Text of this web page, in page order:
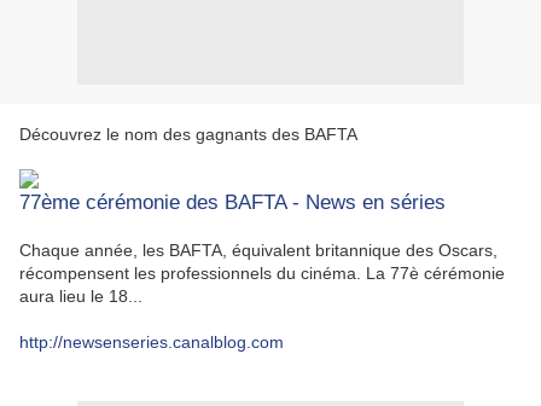
Découvrez le nom des gagnants des BAFTA
77ème cérémonie des BAFTA - News en séries
Chaque année, les BAFTA, équivalent britannique des Oscars,
récompensent les professionnels du cinéma. La 77è cérémonie
aura lieu le 18...
http://newsenseries.canalblog.com